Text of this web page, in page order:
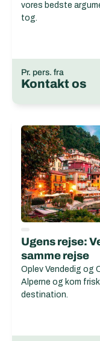
vores bedste
tog.
Pr. pers. fra
Kontakt os
Ugens rejse:
samme rejse
Oplev Vendedig og
Alperne og kom
destination.